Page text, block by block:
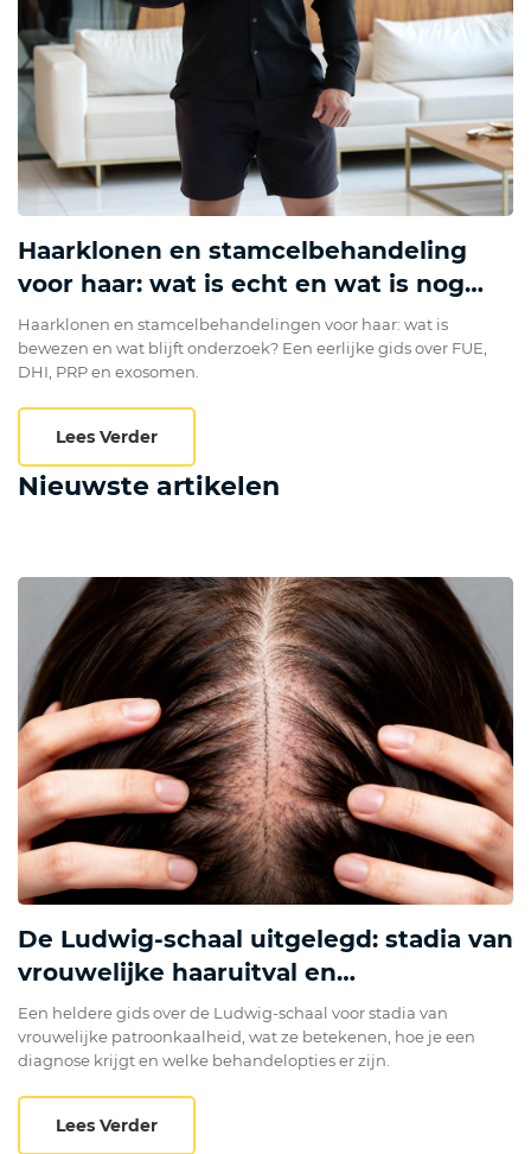
Haarklonen en stamcelbehandeling
voor haar: wat is echt en wat is nog
onderzoek?
Haarklonen en stamcelbehandelingen voor haar: wat is
bewezen en wat blijft onderzoek? Een eerlijke gids over FUE,
DHI, PRP en exosomen.
Lees VerderHaarklonen en stamcelbehandeling voor
Nieuwste artikelen
De Ludwig-schaal uitgelegd: stadia van
vrouwelijke haaruitval en
behandelopties
Een heldere gids over de Ludwig-schaal voor stadia van
vrouwelijke patroonkaalheid, wat ze betekenen, hoe je een
diagnose krijgt en welke behandelopties er zijn.
Lees VerderDe Ludwig-schaal uitgelegd: stadia van